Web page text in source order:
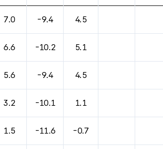
7.0 -9.4 4.5
6.6 -10.2 5.1
5.6 -9.4 4.5
3.2 -10.1 1.1
1.5 -11.6 -0.7